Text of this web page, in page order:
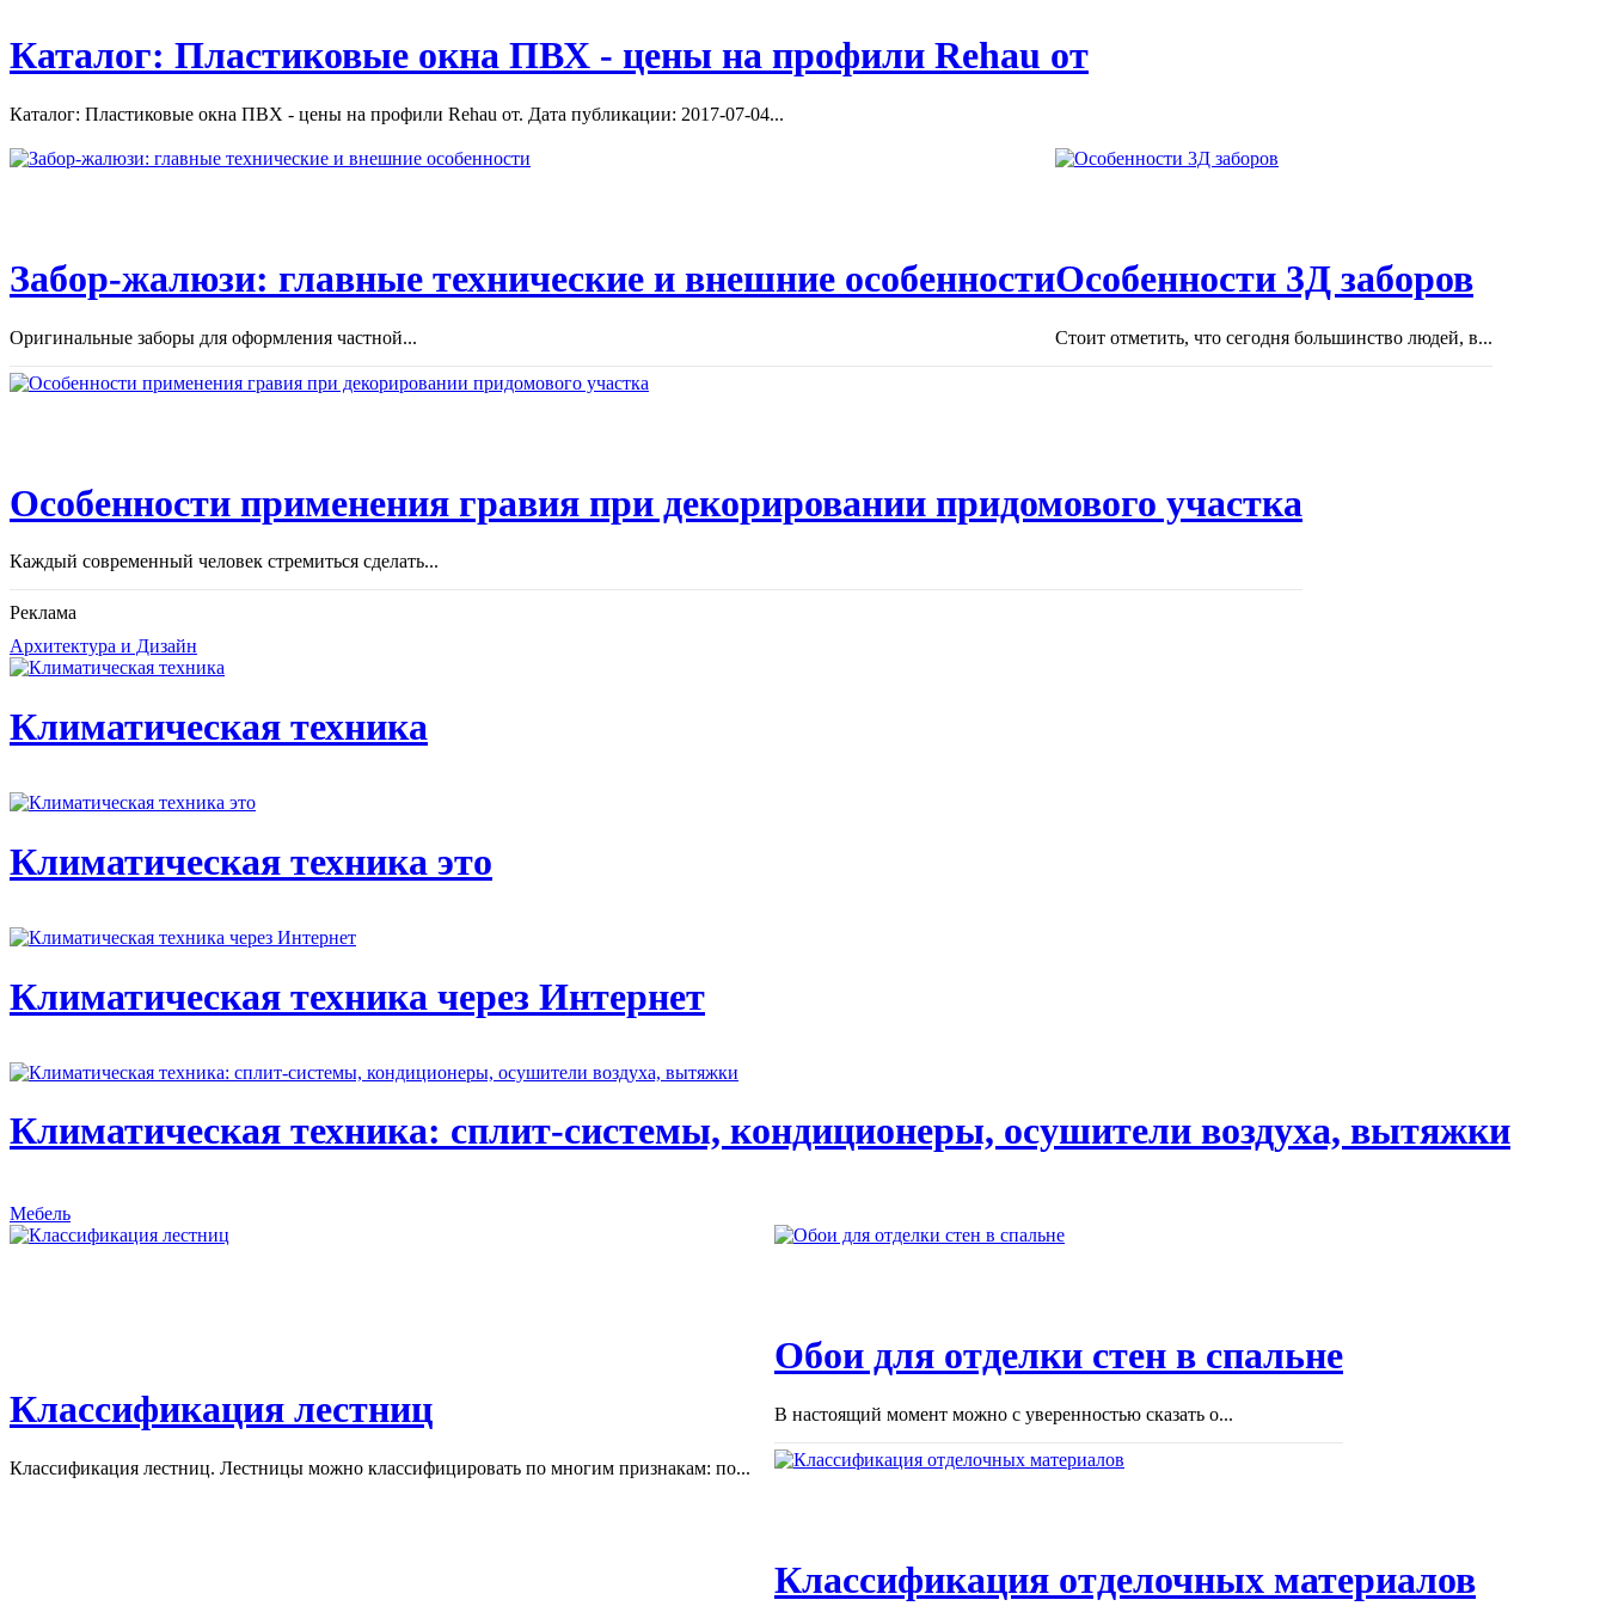
Каталог: Пластиковые окна ПВХ - цены на профили Rehau от
Каталог: Пластиковые окна ПВХ - цены на профили Rehau от. Дата публикации: 2017-07-04...
Забор-жалюзи: главные технические и внешние особенности
Оригинальные заборы для оформления частной...
Особенности 3Д заборов
Стоит отметить, что сегодня большинство людей, в...
Особенности применения гравия при декорировании придомового участка
Каждый современный человек стремиться сделать...
Реклама
Архитектура и Дизайн
Климатическая техника
Климатическая техника это
Климатическая техника через Интернет
Климатическая техника: сплит-системы, кондиционеры, осушители воздуха, вытяжки
Мебель
Классификация лестниц
Классификация лестниц. Лестницы можно классифицировать по многим признакам: по...
Обои для отделки стен в спальне
В настоящий момент можно с уверенностью сказать о...
Классификация отделочных материалов